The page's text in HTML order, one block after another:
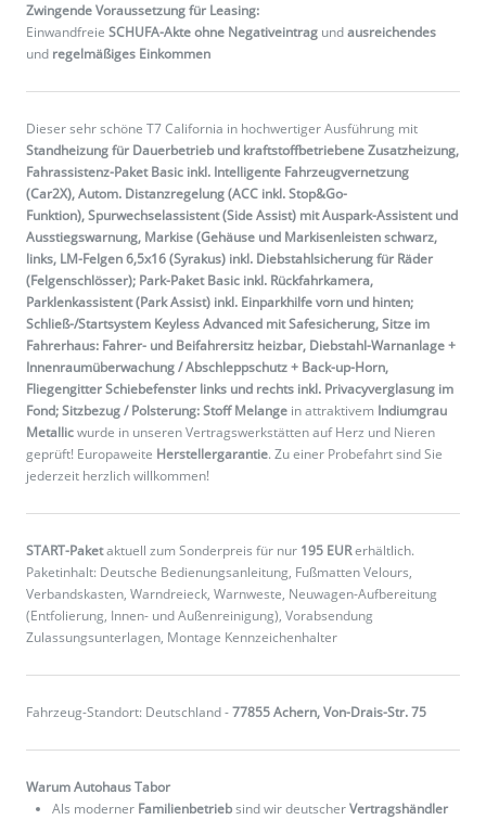
Zwingende Voraussetzung für Leasing:
Einwandfreie SCHUFA-Akte ohne Negativeintrag undausreichendes
und regelmäßiges Einkommen
Dieser sehr schöne T7 California in hochwertiger Ausführung mit
Standheizung für Dauerbetrieb und kraftstoffbetriebene Zusatzheizung,
Fahrassistenz-Paket Basic inkl. Intelligente Fahrzeugvernetzung
(Car2X), Autom. Distanzregelung (ACC inkl. Stop&Go-
Funktion), Spurwechselassistent (Side Assist) mit Auspark-Assistent und
Ausstiegswarnung, Markise (Gehäuse und Markisenleisten schwarz,
links, LM-Felgen 6,5x16 (Syrakus) inkl. Diebstahlsicherung für Räder
(Felgenschlösser); Park-Paket Basic inkl. Rückfahrkamera,
Parklenkassistent (Park Assist) inkl. Einparkhilfe vorn und hinten;
Schließ-/Startsystem Keyless Advanced mit Safesicherung, Sitze im
Fahrerhaus: Fahrer- und Beifahrersitz heizbar, Diebstahl-Warnanlage +
Innenraumüberwachung / Abschleppschutz + Back-up-Horn,
Fliegengitter Schiebefenster links und rechts inkl. Privacyverglasung im
Fond; Sitzbezug / Polsterung: Stoff Melange in attraktivem Indiumgrau
Metallicwurde in unseren Vertragswerkstätten auf Herz und Nieren
geprüft! Europaweite Herstellergarantie. Zu einer Probefahrt sind Sie
jederzeit herzlich willkommen!
START-Paketaktuell zum Sonderpreis für nur 195 EURerhältlich.
Paketinhalt: Deutsche Bedienungsanleitung, Fußmatten Velours,
Verbandskasten, Warndreieck, Warnweste, Neuwagen-Aufbereitung
(Entfolierung, Innen- und Außenreinigung), Vorabsendung
Zulassungsunterlagen, Montage Kennzeichenhalter
Fahrzeug-Standort: Deutschland -77855 Achern, Von-Drais-Str. 75
Warum Autohaus Tabor
Als moderner Familienbetriebsind wir deutscherVertragshändler